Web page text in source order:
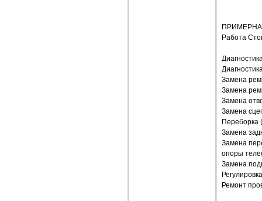
Работа
Замена
Замена
Замена
Замена
Переборка
Замена
Замена
опоры
Замена
Ремонт